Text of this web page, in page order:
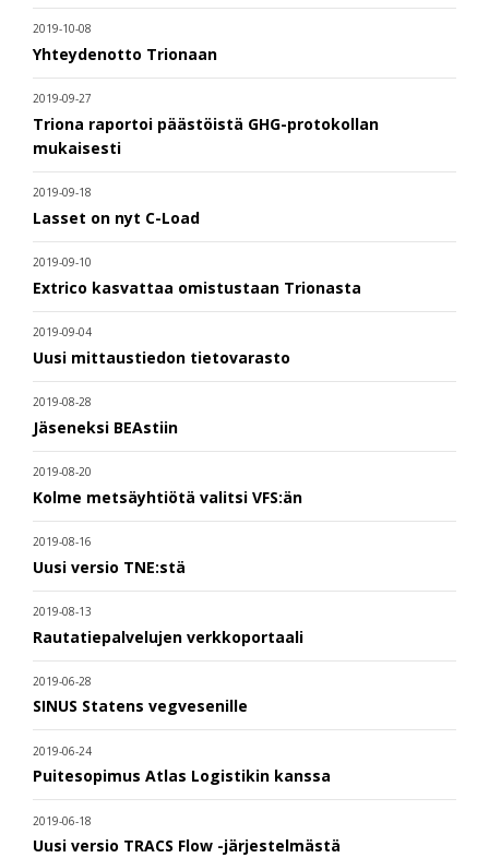
2019-10-08
Yhteydenotto Trionaan
2019-09-27
Triona raportoi päästöistä GHG-protokollan
mukaisesti
2019-09-18
Lasset on nyt C-Load
2019-09-10
Extrico kasvattaa omistustaan Trionasta
2019-09-04
Uusi mittaustiedon tietovarasto
2019-08-28
Jäseneksi BEAstiin
2019-08-20
Kolme metsäyhtiötä valitsi VFS:än
2019-08-16
Uusi versio TNE:stä
2019-08-13
Rautatiepalvelujen verkkoportaali
2019-06-28
SINUS Statens vegvesenille
2019-06-24
Puitesopimus Atlas Logistikin kanssa
2019-06-18
Uusi versio TRACS Flow -järjestelmästä